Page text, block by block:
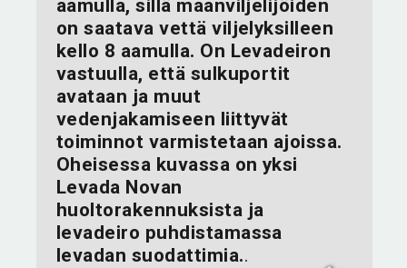
aamulla, sillä maanviljelijöiden
on saatava vettä viljelyksilleen
kello 8 aamulla. On Levadeiron
vastuulla, että sulkuportit
avataan ja muut
vedenjakamiseen liittyvät
toiminnot varmistetaan ajoissa.
Oheisessa kuvassa on yksi
Levada Novan
huoltorakennuksista ja
levadeiro puhdistamassa
levadan suodattimia..